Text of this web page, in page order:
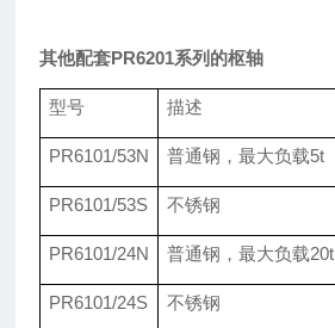
其他配套PR6201系列的枢轴
型号 描述
PR6101/53N 普通钢，最大负载5t
PR6101/53S 不锈钢
PR6101/24N 普通钢，最大负载20t
PR6101/24S 不锈钢